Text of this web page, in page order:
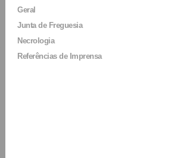
Geral
Junta de Freguesia
Necrologia
Referências de Imprensa